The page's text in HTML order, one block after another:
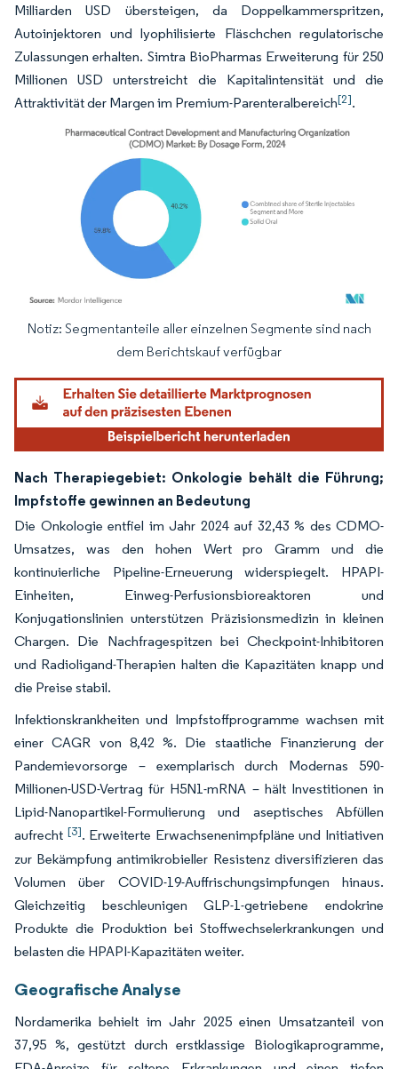
Milliarden USD übersteigen, da Doppelkammerspritzen,
Autoinjektoren und lyophilisierte Fläschchen regulatorische
Zulassungen erhalten. Simtra BioPharmas Erweiterung für 250
Millionen USD unterstreicht die Kapitalintensität und die
Attraktivität der Margen im Premium-Parenteralbereich[2].
Bild © Mordor Intelligence. Wiederverwendung erfordert Namensnennung
Notiz: Segmentanteile aller einzelnen Segmente sind nach
dem Berichtskauf verfügbar
Nach Therapiegebiet: Onkologie behält die Führung;
Impfstoffe gewinnen an Bedeutung
Die Onkologie entfiel im Jahr 2024 auf 32,43 % des CDMO-
Umsatzes, was den hohen Wert pro Gramm und die
kontinuierliche Pipeline-Erneuerung widerspiegelt. HPAPI-
Einheiten, Einweg-Perfusionsbioreaktoren und
Konjugationslinien unterstützen Präzisionsmedizin in kleinen
Chargen. Die Nachfragespitzen bei Checkpoint-Inhibitoren
und Radioligand-Therapien halten die Kapazitäten knapp und
die Preise stabil.
Infektionskrankheiten und Impfstoffprogramme wachsen mit
einer CAGR von 8,42 %. Die staatliche Finanzierung der
Pandemievorsorge – exemplarisch durch Modernas 590-
Millionen-USD-Vertrag für H5N1-mRNA – hält Investitionen in
Lipid-Nanopartikel-Formulierung und aseptisches Abfüllen
aufrecht [3]. Erweiterte Erwachsenenimpfpläne und Initiativen
zur Bekämpfung antimikrobieller Resistenz diversifizieren das
Volumen über COVID-19-Auffrischungsimpfungen hinaus.
Gleichzeitig beschleunigen GLP-1-getriebene endokrine
Produkte die Produktion bei Stoffwechselerkrankungen und
belasten die HPAPI-Kapazitäten weiter.
Geografische Analyse
Nordamerika behielt im Jahr 2025 einen Umsatzanteil von
37,95 %, gestützt durch erstklassige Biologikaprogramme,